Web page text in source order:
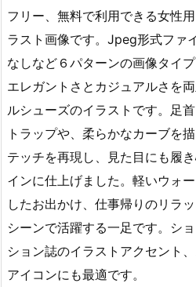
フリー、無料で利用できる女性
ラスト画像です。Jpeg形式ファ
なしなど６パターンの画像タイプ
エレガントさとカジュアルさを
ルシューズのイラストです。足
トラップや、柔らかなカーブを
テッチを再現し、見た目にも履
インに仕上げました。軽いウォ
したお出かけ、仕事帰りのリラ
シーンで活躍する一足です。シ
ション誌のイラストアクセント
アイコンにも最適です。